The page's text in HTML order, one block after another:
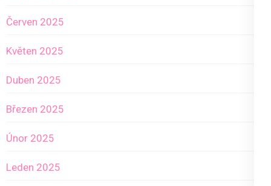
Červen 2025
Květen 2025
Duben 2025
Březen 2025
Únor 2025
Leden 2025